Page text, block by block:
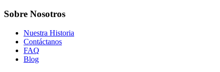
Sobre Nosotros
Nuestra Historia
Contáctanos
FAQ
Blog